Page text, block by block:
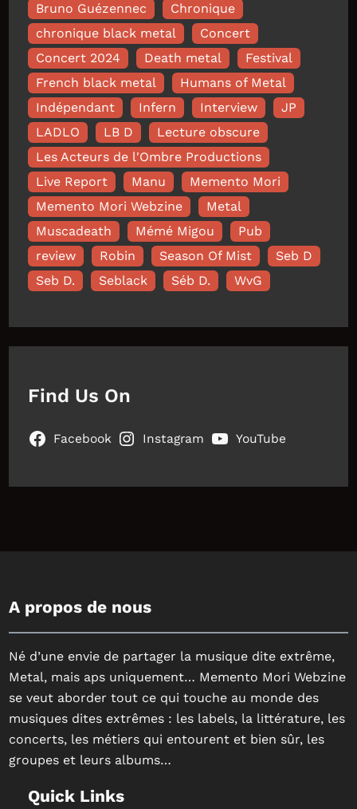
Bruno Guézennec
Chronique
chronique black metal
Concert
Concert 2024
Death metal
Festival
French black metal
Humans of Metal
Indépendant
Infern Interview
JP
LADLO
LB D
Lecture obscure
Les Acteurs de l'Ombre Productions
Live Report
Manu
Memento Mori
Memento Mori Webzine
Metal
Muscadeath
Mémé Migou
Pub
review
Robin Season Of Mist
Seb D
Seb D.
Seblack Séb D. WvG
Find Us On
Facebook Instagram YouTube
A propos de nous
Né d’une envie de partager la musique dite extrême,
Metal, mais aps uniquement… Memento Mori Webzine
se veut aborder tout ce qui touche au monde des
musiques dites extrêmes : les labels, la littérature, les
concerts, les métiers qui entourent et bien sûr, les
groupes et leurs albums…
Quick Links